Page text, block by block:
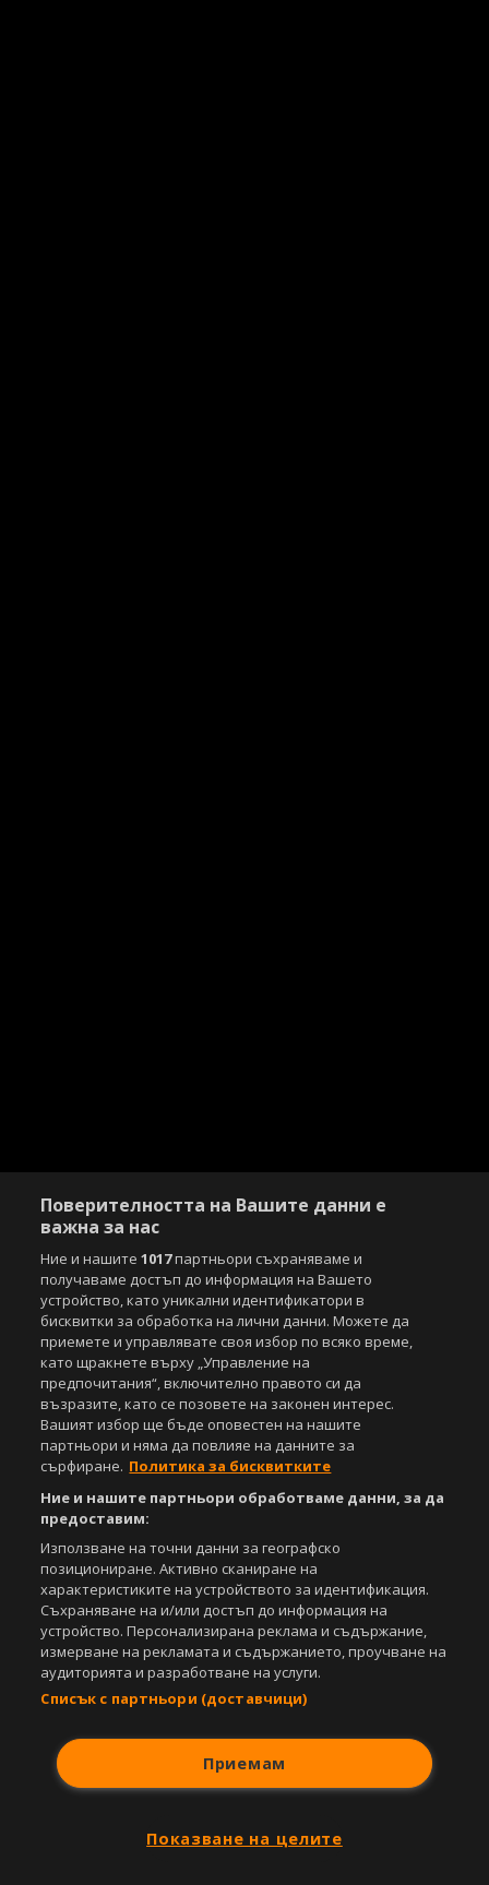
Поверителността на Вашите данни е
важна за нас
Ние и нашите1017партньори съхраняваме и
получаваме достъп до информация на Вашето
устройство, като уникални идентификатори в
бисквитки за обработка на лични данни. Можете да
приемете и управлявате своя избор по всяко време,
като щракнете върху „Управление на
предпочитания“, включително правото си да
възразите, като се позовете на законен интерес.
Вашият избор ще бъде оповестен на нашите
партньори и няма да повлияе на данните за
сърфиране. Политика за бисквитките
Ние и нашите партньори обработваме данни, за да
предоставим:
Използване на точни данни за географско
позициониране. Активно сканиране на
характеристиките на устройството за идентификация.
Съхраняване на и/или достъп до информация на
устройство. Персонализирана реклама и съдържание,
измерване на рекламата и съдържанието, проучване на
аудиторията и разработване на услуги.
Списък с партньори (доставчици)
Приемам
Показване на целите